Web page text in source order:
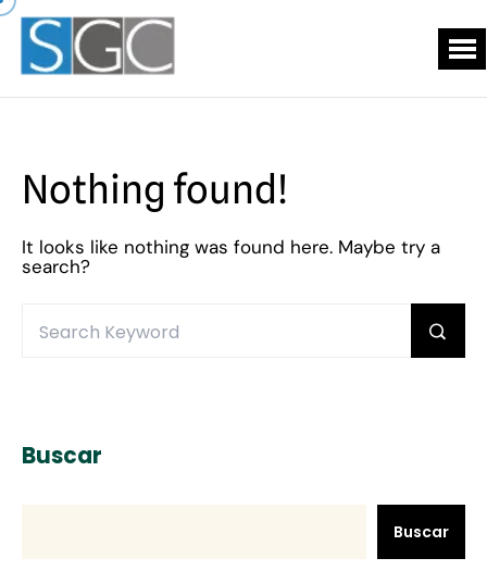
Nothing found!
It looks like nothing was found here. Maybe try a
search?
Buscar
Buscar